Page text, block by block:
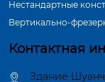
Нестандартные
Вертикально-
Контактная
Здание